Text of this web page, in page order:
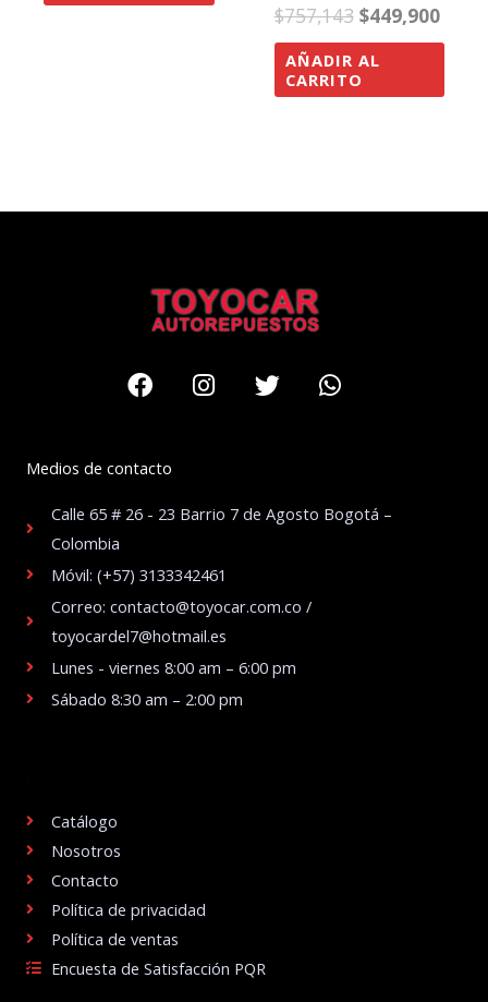
$757,143 $449,900
AÑADIR AL
CARRITO
FacebookInstagram
TwitterWhatsapp
Medios de contacto
Calle 65 # 26 - 23 Barrio 7 de Agosto Bogotá –
Colombia
Móvil: (+57) 3133342461
Correo: contacto@toyocar.com.co /
toyocardel7@hotmail.es
Lunes - viernes 8:00 am – 6:00 pm
Sábado 8:30 am – 2:00 pm
Catálogo
Nosotros
Contacto
Política de privacidad
Política de ventas
Encuesta de Satisfacción PQR